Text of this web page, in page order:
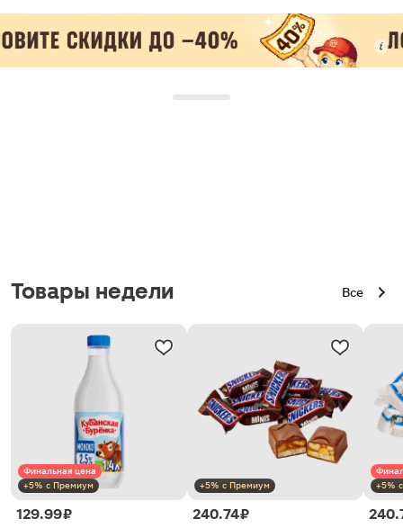
Товары недели Все
Финальная цена
+5% с Премиум
129.99 ₽
+5% с Премиум
240.74 ₽
+5%